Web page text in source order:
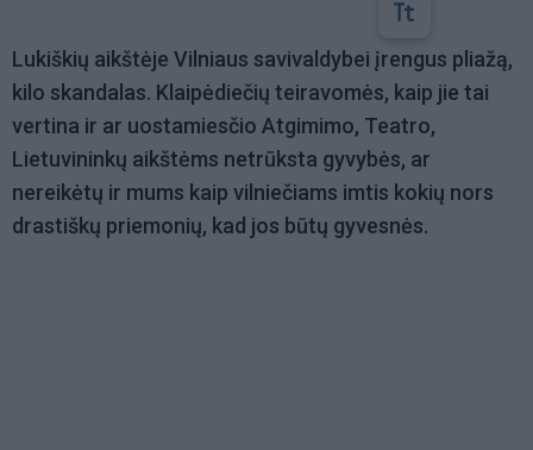
Lukiškių aikštėje Vilniaus savivaldybei įrengus pliažą,
kilo skandalas. Klaipėdiečių teiravomės, kaip jie tai
vertina ir ar uostamiesčio Atgimimo, Teatro,
Lietuvininkų aikštėms netrūksta gyvybės, ar
nereikėtų ir mums kaip vilniečiams imtis kokių nors
drastiškų priemonių, kad jos būtų gyvesnės.